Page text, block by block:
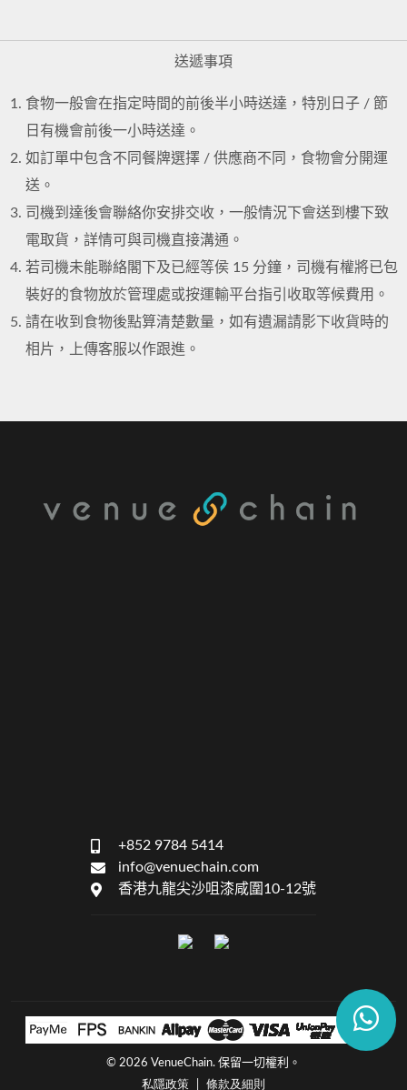
送遞事項
食物一般會在指定時間的前後半小時送達，特別日子 / 節
日有機會前後一小時送達。
如訂單中包含不同餐牌選擇 / 供應商不同，食物會分開運
送。
司機到達後會聯絡你安排交收，一般情況下會送到樓下致
電取貨，詳情可與司機直接溝通。
若司機未能聯絡閣下及已經等侯 15 分鐘，司機有權將已包
裝好的食物放於管理處或按運輸平台指引收取等候費用。
請在收到食物後點算清楚數量，如有遺漏請影下收貨時的
相片，上傳客服以作跟進。
+852 9784 5414
info@venuechain.com
香港九龍尖沙咀漆咸圍10-12號
© 2026 VenueChain. 保留一切權利。
私隱政策 條款及細則